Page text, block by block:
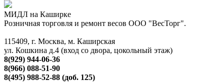
МИДЛ на Каширке
Розничная торговля и ремонт весов ООО "ВесТорг".
115409, г. Москва, м. Каширская
ул. Кошкина д.4 (вход со двора, цокольный этаж)
8(929) 944-06-36
8(966) 088-51-90
8(495) 988-52-88 (доб. 125)